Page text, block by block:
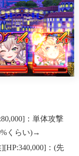
：単体攻撃
くらい)→
：(先